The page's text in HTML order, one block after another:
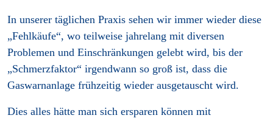
In unserer täglichen Praxis sehen wir immer wieder diese
„Fehlkäufe“, wo teilweise jahrelang mit diversen
Problemen und Einschränkungen gelebt wird, bis der
„Schmerzfaktor“ irgendwann so groß ist, dass die
Gaswarnanlage frühzeitig wieder ausgetauscht wird.
Dies alles hätte man sich ersparen können mit